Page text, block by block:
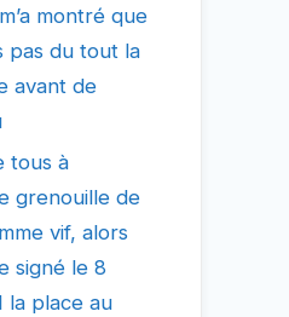
montré que
pas du tout la
avant de
tous à
grenouille de
vif, alors
signé le 8
la place au